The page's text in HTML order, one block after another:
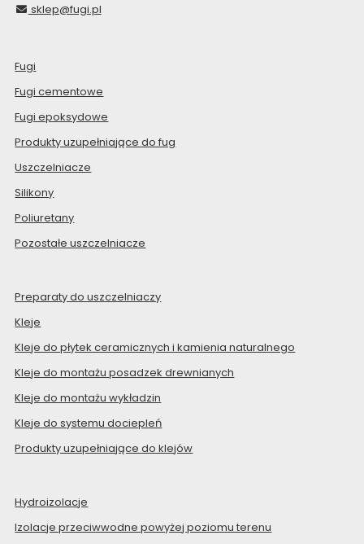
sklep@fugi.pl
Fugi
Fugi cementowe
Fugi epoksydowe
Produkty uzupełniające do fug
Uszczelniacze
Silikony
Poliuretany
Pozostałe uszczelniacze
Preparaty do uszczelniaczy
Kleje
Kleje do płytek ceramicznych i kamienia naturalnego
Kleje do montażu posadzek drewnianych
Kleje do montażu wykładzin
Kleje do systemu dociepleń
Produkty uzupełniające do klejów
Hydroizolacje
Izolacje przeciwwodne powyżej poziomu terenu